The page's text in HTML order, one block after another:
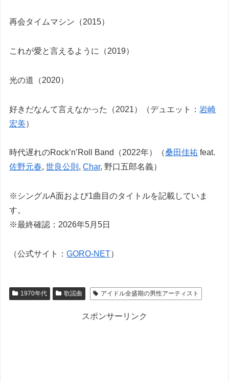
再会タイムマシン（2015）
これが愛と言えるように（2019）
光の道（2020）
好きだなんて言えなかった（2021）（デュエット：岩崎
宏美）
時代遅れのRock’n’Roll Band（2022年）（桑田佳祐 feat.
佐野元春,世良公則 ,Char, 野口五郎名義）
※シングルA面および1曲目のタイトルを記載していま
す。
※最終確認：2026年5月5日
（公式サイト：GORO-NET）
1970年代 歌謡曲 アイドル全盛期の男性アーティスト
スポンサーリンク